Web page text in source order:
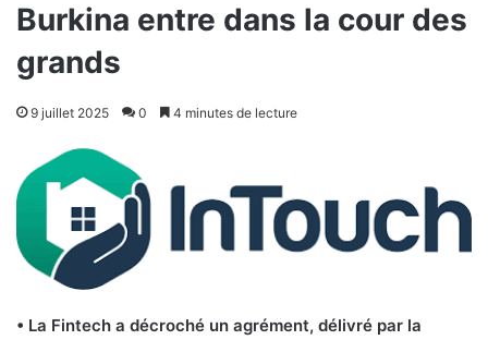
Burkina entre dans la cour des
grands
9 juillet 2025 0 4 minutes de lecture
• La Fintech a décroché un agrément, délivré par la